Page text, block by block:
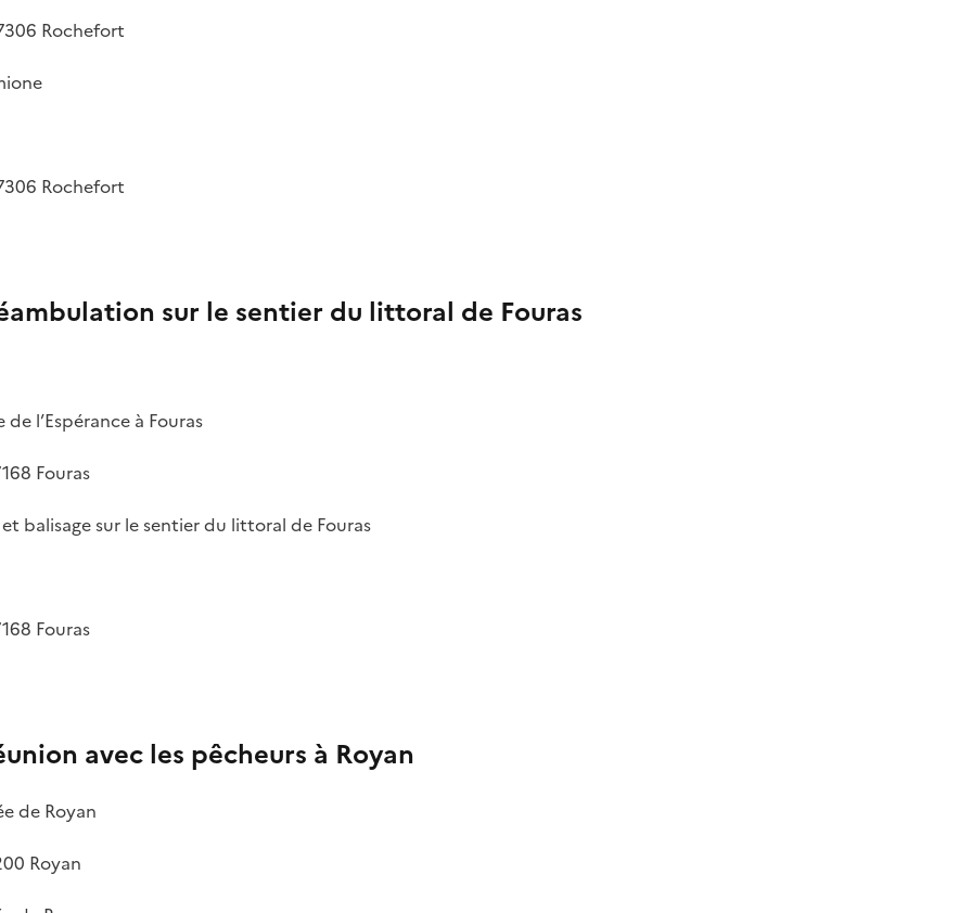
Rochefort
Rochefort
sur le sentier du littoral de Fouras
l’Espérance à Fouras
Fouras
balisage sur le sentier du littoral de Fouras
Fouras
avec les pêcheurs à Royan
de Royan
Royan